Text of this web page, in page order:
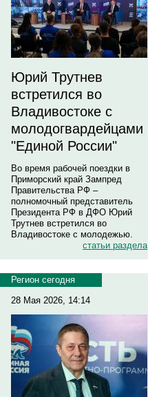
Юрий Трутнев
встретился во
Владивостоке с
молодогвардейцами
"Единой России"
Во время рабочей поездки в
Приморский край Зампред
Правительства РФ –
полномочный представитель
Президента РФ в ДФО Юрий
Трутнев встретился во
Владивостоке с молодежью.
статьи раздела
Регион сегодня
28 Мая 2026, 14:14